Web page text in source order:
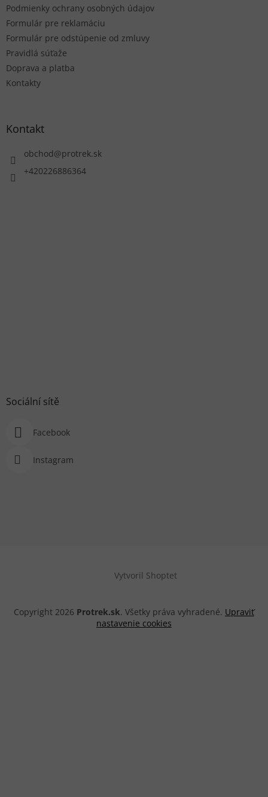
Podmienky ochrany osobných údajov
Formulár pre reklamáciu
Formulár pre odstúpenie od zmluvy
Pravidlá súťaže
Doprava a platba
Kontakty
Kontakt
obchod@protrek.sk
+420226886364
Sociální sítě
Facebook
Instagram
Vytvoril Shoptet
Copyright 2026 Protrek.sk. Všetky práva vyhradené. Upraviť
nastavenie cookies